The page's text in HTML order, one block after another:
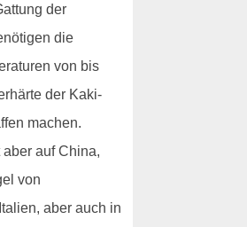
der
die
von bis
der Kaki-
machen.
auf China,
von
aber auch in